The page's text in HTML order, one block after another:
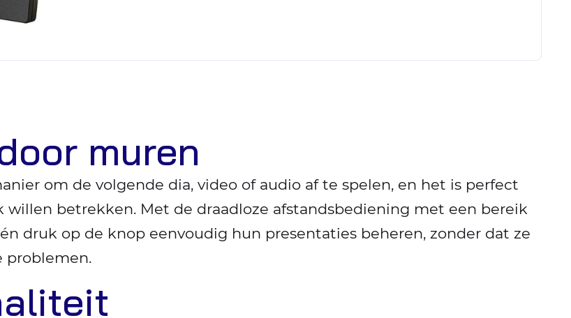
muren
om de volgende dia, video of audio af te spelen, en het is perfect
betrekken. Met de draadloze afstandsbediening met een bereik
druk op de knop eenvoudig hun presentaties beheren, zonder dat ze
problemen.